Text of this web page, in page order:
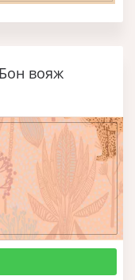
вояж